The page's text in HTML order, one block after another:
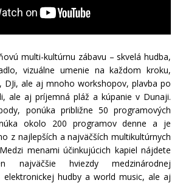
multi-kultúrnu zábavu – skvelá hudba,
vizuálne umenie na každom kroku,
DJi, ale aj mnoho workshopov, plavba po
ale aj príjemná pláž a kúpanie v Dunaji.
ponúka približne 50 programových
okolo 200 programov denne a je
z najlepších a najväčších multikultúrnych
menami účinkujúcich kapiel nájdete
najväčšie hviezdy medzinárodnej
elektronickej hudby a world music, ale aj